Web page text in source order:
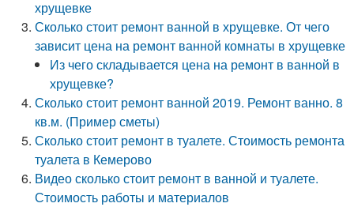
хрущевке
Сколько стоит ремонт ванной в хрущевке. От чего
зависит цена на ремонт ванной комнаты в хрущевке
Из чего складывается цена на ремонт в ванной в
хрущевке?
Сколько стоит ремонт ванной 2019. Ремонт ванно. 8
кв.м. (Пример сметы)
Сколько стоит ремонт в туалете. Стоимость ремонта
туалета в Кемерово
Видео сколько стоит ремонт в ванной и туалете.
Стоимость работы и материалов